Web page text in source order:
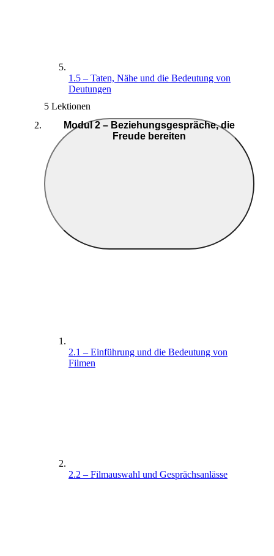
1.5 – Taten, Nähe und die Bedeutung von
Deutungen
5 Lektionen
Modul 2 – Beziehungsgespräche, die
Freude bereiten
2.1 – Einführung und die Bedeutung von
Filmen
2.2 – Filmauswahl und Gesprächsanlässe